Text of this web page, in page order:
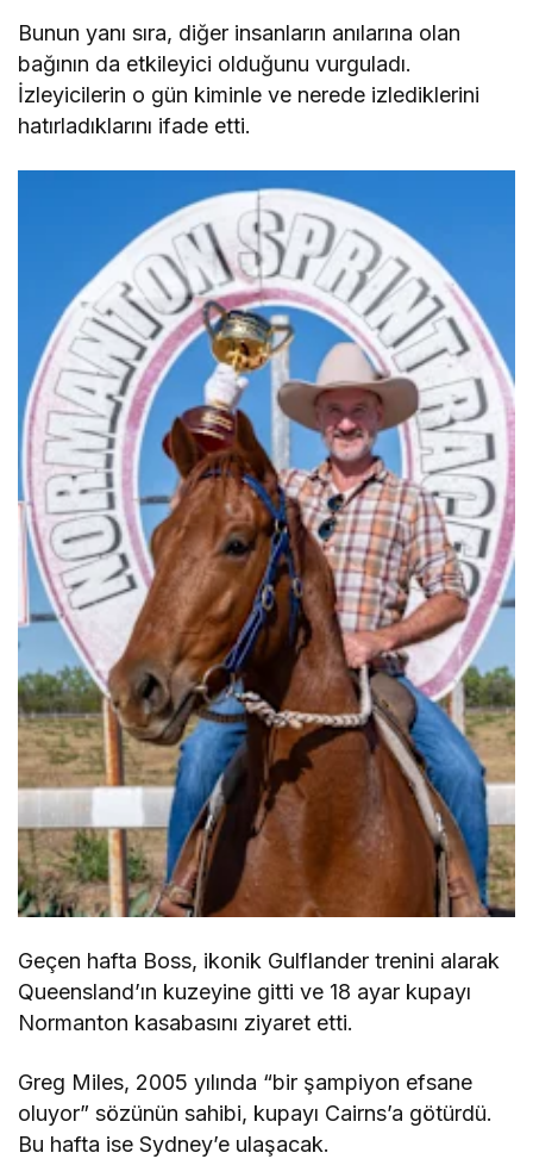
Bunun yanı sıra, diğer insanların anılarına olan
bağının da etkileyici olduğunu vurguladı.
İzleyicilerin o gün kiminle ve nerede izlediklerini
hatırladıklarını ifade etti.
Geçen hafta Boss, ikonik Gulflander trenini alarak
Queensland’ın kuzeyine gitti ve 18 ayar kupayı
Normanton kasabasını ziyaret etti.
Greg Miles, 2005 yılında “bir şampiyon efsane
oluyor” sözünün sahibi, kupayı Cairns’a götürdü.
Bu hafta ise Sydney’e ulaşacak.